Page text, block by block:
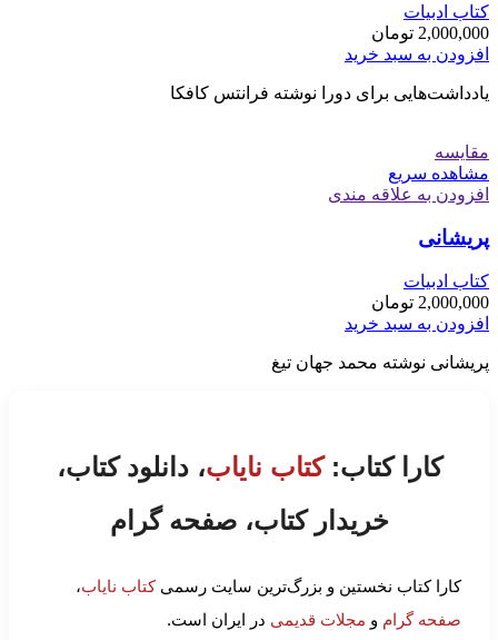
کتاب ادبیات
2,000,000 تومان
افزودن به سبد خرید
یادداشت‌هایی برای دورا نوشته فرانتس کافکا
مقایسه
مشاهده سریع
افزودن به علاقه مندی
پریشانی
کتاب ادبیات
2,000,000 تومان
افزودن به سبد خرید
پریشانی نوشته محمد جهان تیغ
کارا کتاب:کتاب نایاب، دانلود کتاب،
خریدار کتاب، صفحه گرام
کارا کتاب نخستین و بزرگ‌ترین سایت رسمیکتاب نایاب،
صفحه گرام و مجلات قدیمی در ایران است.